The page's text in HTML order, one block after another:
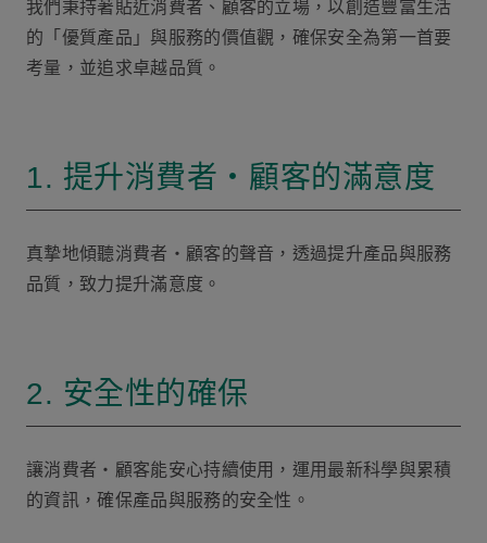
我們秉持著貼近消費者、顧客的立場，以創造豐富生活
的「優質產品」與服務的價值觀，確保安全為第一首要
考量，並追求卓越品質。
1. 提升消費者・顧客的滿意度
真摯地傾聽消費者・顧客的聲音，透過提升產品與服務
品質，致力提升滿意度。
2. 安全性的確保
讓消費者・顧客能安心持續使用，運用最新科學與累積
的資訊，確保產品與服務的安全性。